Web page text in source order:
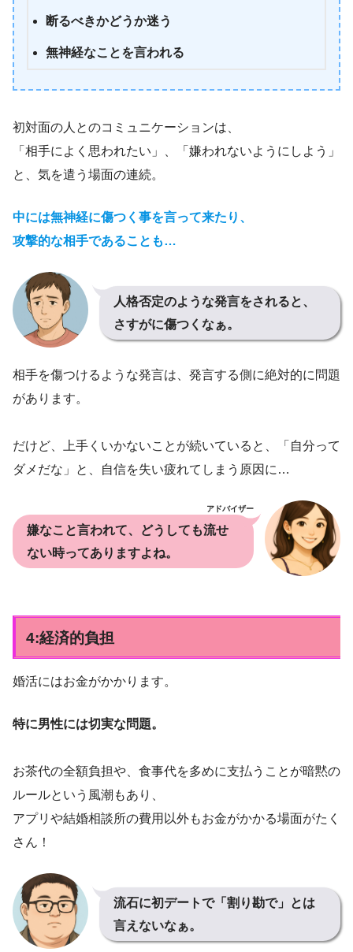
断るべきかどうか迷う
無神経なことを言われる
初対面の人とのコミュニケーションは、
「相手によく思われたい」、「嫌われないようにしよう」
と、気を遣う場面の連続。
中には無神経に傷つく事を言って来たり、
攻撃的な相手であることも…
人格否定のような発言をされると、
さすがに傷つくなぁ。
相手を傷つけるような発言は、発言する側に絶対的に問題
があります。
だけど、上手くいかないことが続いていると、「自分って
ダメだな」と、自信を失い疲れてしまう原因に…
アドバイザー
嫌なこと言われて、どうしても流せ
ない時ってありますよね。
4:経済的負担
婚活にはお金がかかります。
特に男性には切実な問題。
お茶代の全額負担や、食事代を多めに支払うことが暗黙の
ルールという風潮もあり、
アプリや結婚相談所の費用以外もお金がかかる場面がたく
さん！
流石に初デートで「割り勘で」とは
言えないなぁ。